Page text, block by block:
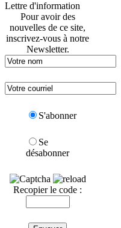
Lettre d'information
Pour avoir des
nouvelles de ce site,
inscrivez-vous à notre
Newsletter.
S'abonner
Se
désabonner
Recopier le code :